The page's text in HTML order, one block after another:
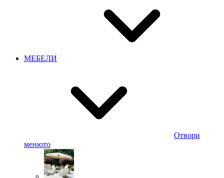
МЕБЕЛИ
Отвори
менюто